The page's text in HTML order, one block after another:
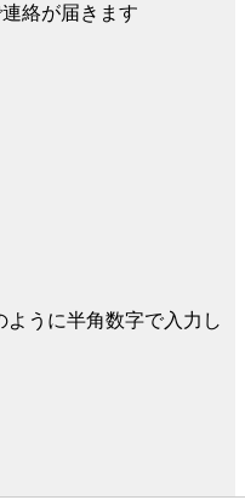
絡が届きます
ように半角数字で入力し